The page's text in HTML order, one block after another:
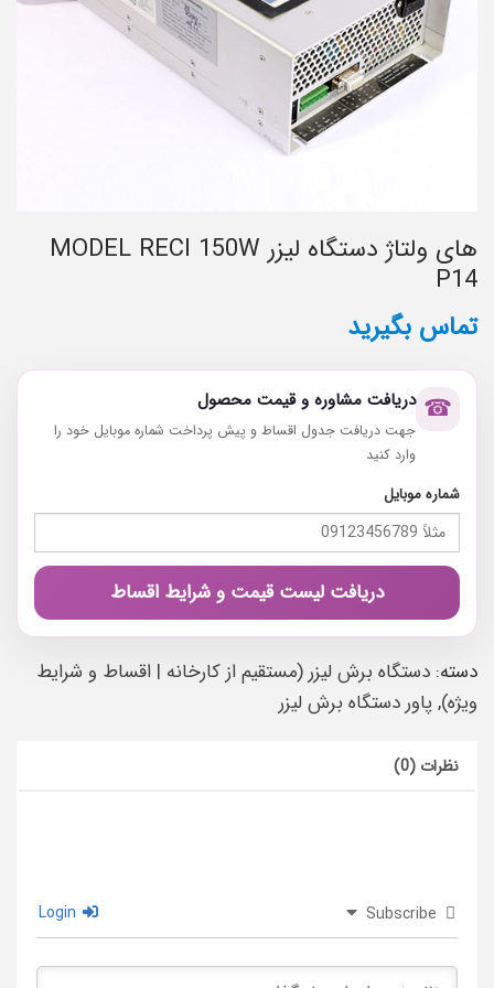
های ولتاژ دستگاه لیزر MODEL RECI 150W
P14
تماس بگیرید
☎ دریافت مشاوره و قیمت محصول
جهت دریافت جدول اقساط و پیش پرداخت شماره موبایل خود را
وارد کنید
شماره موبایل
دریافت لیست قیمت و شرایط اقساط
دسته: دستگاه برش لیزر (مستقیم از کارخانه | اقساط و شرایط
ویژه), پاور دستگاه برش لیزر
نظرات (0)
Subscribe